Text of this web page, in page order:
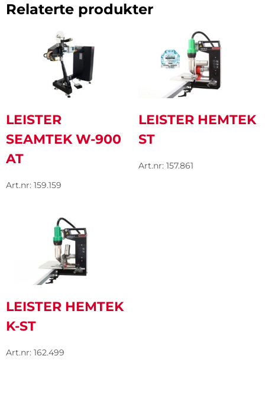
Relaterte produkter
LEISTER
SEAMTEK W-900
AT
Art.nr: 159.159
LEISTER HEMTEK
ST
Art.nr: 157.861
LEISTER HEMTEK
K-ST
Art.nr: 162.499